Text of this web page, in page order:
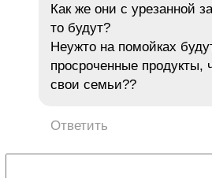
Как же они с урезанной
то будут?
Неужто на помойках
просроченные продукты,
свои семьи??
Ответить